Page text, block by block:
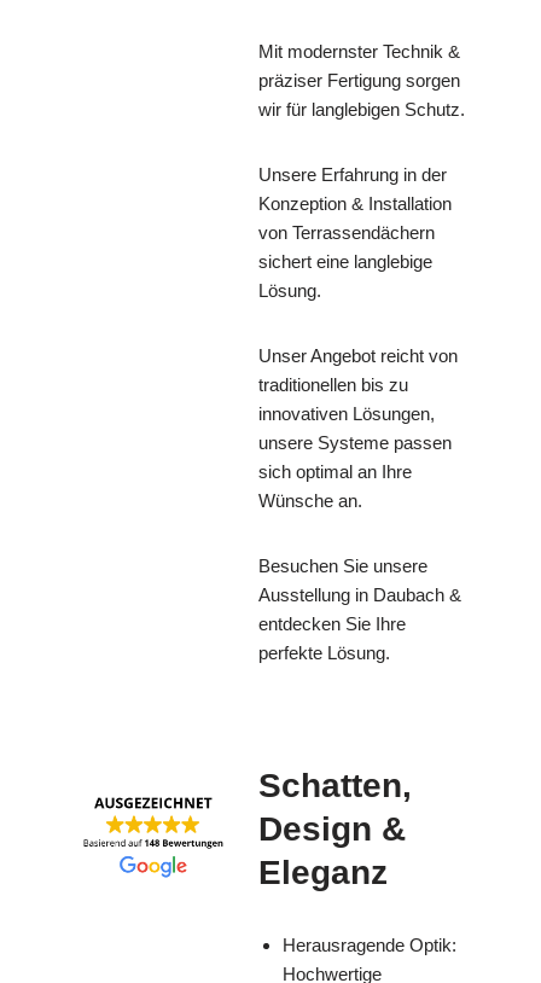
Mit modernster Technik &
präziser Fertigung sorgen
wir für langlebigen Schutz.
Unsere Erfahrung in der
Konzeption & Installation
von Terrassendächern
sichert eine langlebige
Lösung.
Unser Angebot reicht von
traditionellen bis zu
innovativen Lösungen,
unsere Systeme passen
sich optimal an Ihre
Wünsche an.
Besuchen Sie unsere
Ausstellung in Daubach &
entdecken Sie Ihre
perfekte Lösung.
Schatten,
Design &
Eleganz
Herausragende Optik:
Hochwertige